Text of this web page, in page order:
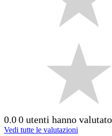
0.00 utenti hanno
Vedi tutte le valutazioni